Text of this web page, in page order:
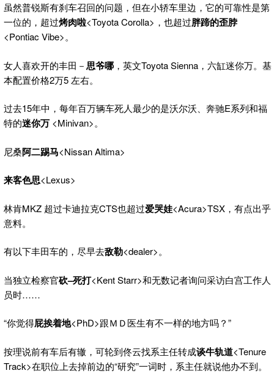
虽然普锐斯有刹车召回的问题，但在小轿车里边，它的可靠性是第
一位的，超过烤肉啦<Toyota Corolla>，也超过胖蹄的歪脖
<Pontiac Vibe>。
女人喜欢开的丰田－思爷哪 ，英文Toyota Sienna，六缸迷你万。基
本配置价格2万5 左右。
过去15年中，每年百万辆车死人最少的是沃尔沃、奔驰E系列和福
特的迷你万 <Minivan>。
尼桑阿二踢马<Nissan Altima>
来客色思<Lexus>
林肯MKZ 超过卡迪拉克CTS也超过爱哭娃<Acura>TSX，有点出乎
意料。
有以下丰田车的，尽早去敌勒<dealer>。
当独立检察官砍–死打<Kent Starr>和无数记者询问采访白宫工作人
员时……
“你觉得屁挨着地<PhD>跟ＭＤ医生有不一样的地方吗？”
按理说前有车后有辙，可轮到佟云找系主任转成谈牛轨道<Tenure
Track>在职位上去掉前边的“研究”一词时，系主任就说他办不到。